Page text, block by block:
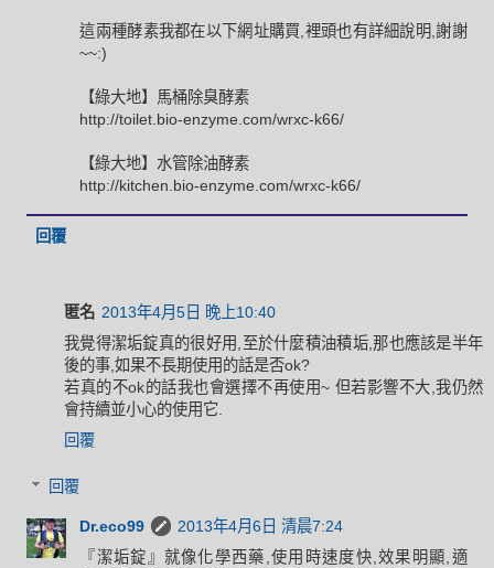
這兩種酵素我都在以下網址購買,裡頭也有詳細說明,謝謝
~~:)
【綠大地】馬桶除臭酵素
http://toilet.bio-enzyme.com/wrxc-k66/
【綠大地】水管除油酵素
http://kitchen.bio-enzyme.com/wrxc-k66/
回覆
匿名 2013年4月5日 晚上10:40
我覺得潔垢錠真的很好用,至於什麼積油積垢,那也應該是半年
後的事,如果不長期使用的話是否ok?
若真的不ok的話我也會選擇不再使用~ 但若影響不大,我仍然
會持續並小心的使用它.
回覆
回覆
Dr.eco99
2013年4月6日 清晨7:24
『潔垢錠』就像化學西藥,使用時速度快,效果明顯,適